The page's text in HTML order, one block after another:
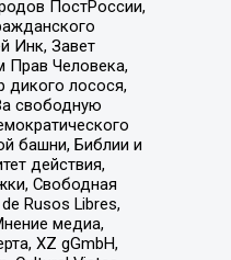
ПостРоссии,
Инк, Завет
Прав Человека,
дикого лосося,
свободную
башни, Библии и
действия,
Свободная
Rusos Libres,
медиа,
XZ gGmbH,